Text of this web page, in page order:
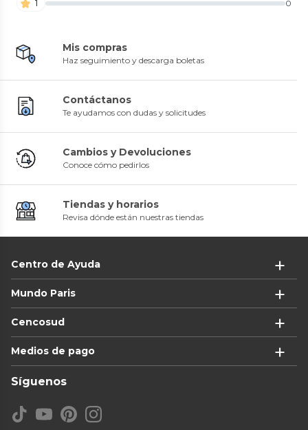
1
0
Mis compras
Haz seguimiento y descarga boletas
Contáctanos
Te ayudamos con dudas y solicitudes
Cambios y Devoluciones
Conoce cómo pedirlos
Tiendas y horarios
Revisa dónde están nuestras tiendas
Centro de Ayuda
Mundo Paris
Cencosud
Medios de pago
Síguenos